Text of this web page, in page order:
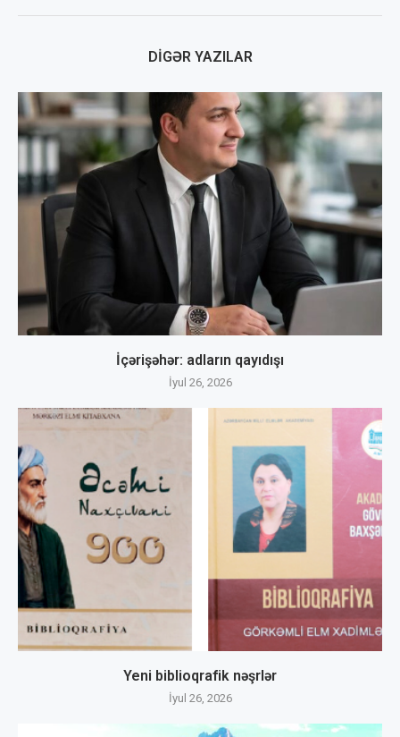
DIGƏR YAZILAR
İçərişəhər: adların qayıdışı
İyul 26, 2026
Yeni biblioqrafik nəşrlər
İyul 26, 2026